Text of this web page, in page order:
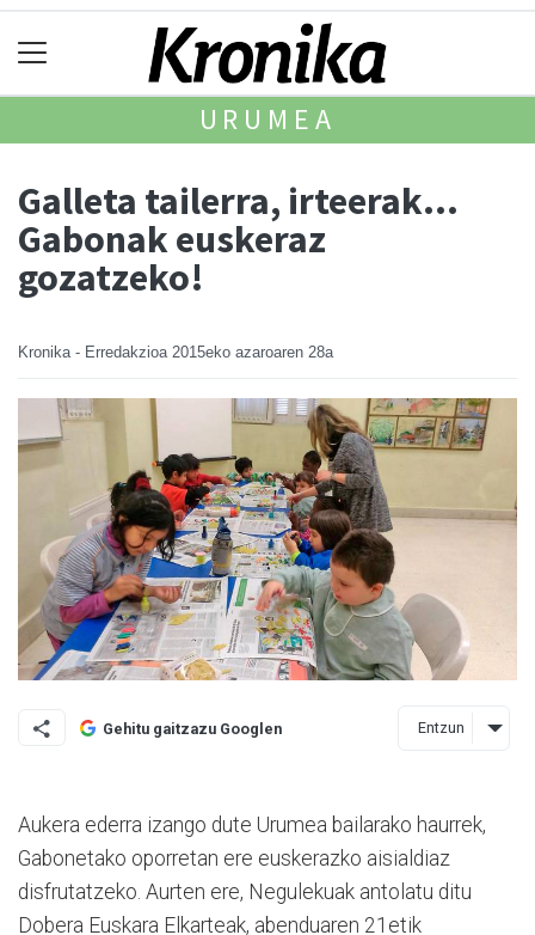
URUMEA
Galleta tailerra, irteerak...
Gabonak euskeraz
gozatzeko!
Kronika - Erredakzioa 2015eko azaroaren 28a
Gehitu gaitzazu Googlen Entzun
Aukera ederra izango dute Urumea bailarako haurrek,
Gabonetako oporretan ere euskerazko aisialdiaz
disfrutatzeko. Aurten ere, Negulekuak antolatu ditu
Dobera Euskara Elkarteak, abenduaren 21etik